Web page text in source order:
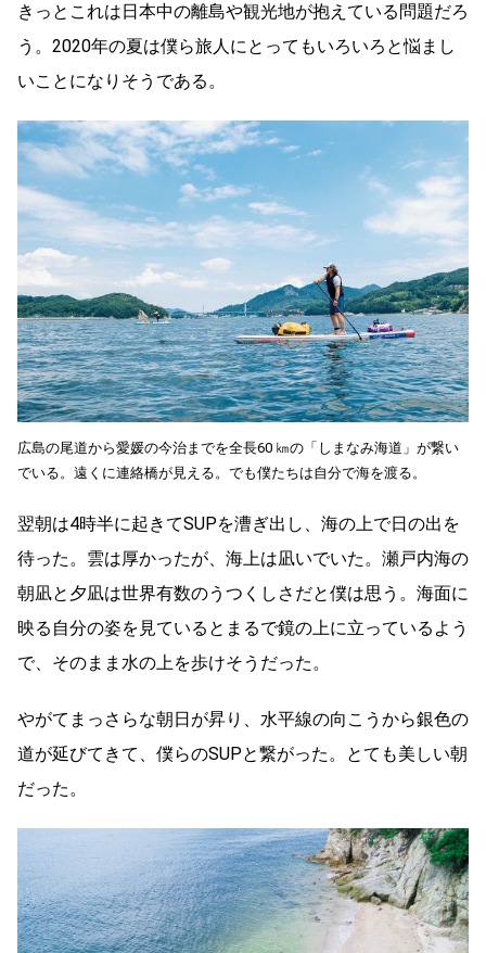
きっとこれは日本中の離島や観光地が抱えている問題だろ
う。2020年の夏は僕ら旅人にとってもいろいろと悩まし
いことになりそうである。
広島の尾道から愛媛の今治までを全長60 ㎞の「しまなみ海道」が繋い
でいる。遠くに連絡橋が見える。でも僕たちは自分で海を渡る。
翌朝は4時半に起きてSUPを漕ぎ出し、海の上で日の出を
待った。雲は厚かったが、海上は凪いでいた。瀬戸内海の
朝凪と夕凪は世界有数のうつくしさだと僕は思う。海面に
映る自分の姿を見ているとまるで鏡の上に立っているよう
で、そのまま水の上を歩けそうだった。
やがてまっさらな朝日が昇り、水平線の向こうから銀色の
道が延びてきて、僕らのSUPと繋がった。とても美しい朝
だった。